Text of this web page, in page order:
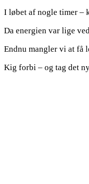
I løbet af nogle timer –
Da energien var lige
Endnu mangler vi at få
Kig forbi – og tag det